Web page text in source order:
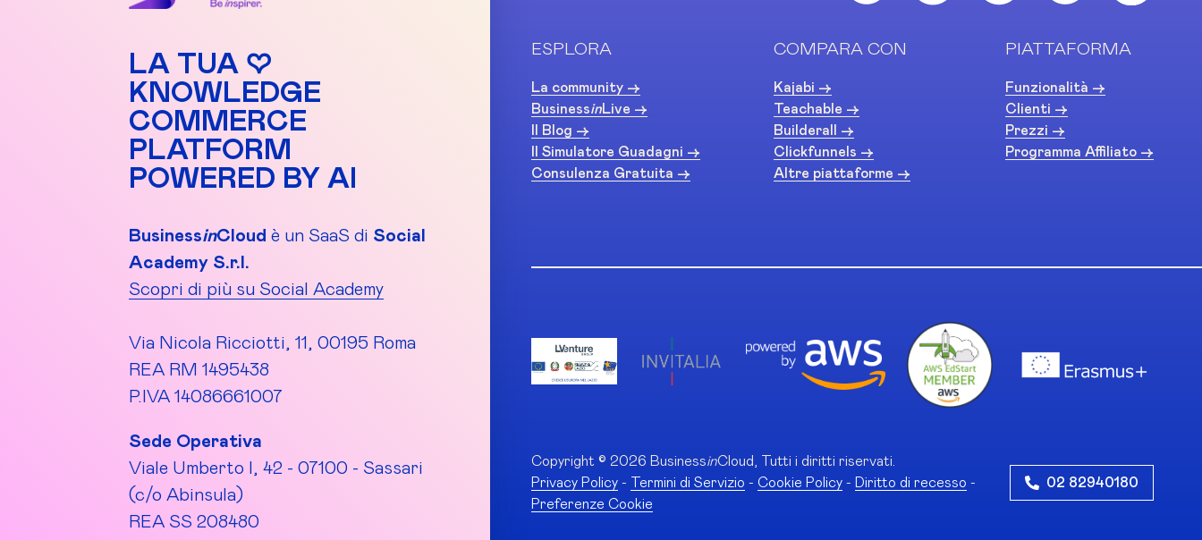
LA TUA ♡
KNOWLEDGE
COMMERCE
PLATFORM
POWERED BY AI
BusinessinCloud è un SaaS di Social
Academy S.r.l.
Scopri di più su Social Academy
Via Nicola Ricciotti, 11, 00195 Roma
REA RM 1495438
P.IVA 14086661007
Sede Operativa
Viale Umberto I, 42 - 07100 - Sassari
(c/o Abinsula)
REA SS 208480
ESPLORA
La community ->
BusinessinLive ->
Il Blog ->
Il Simulatore Guadagni ->
Consulenza Gratuita ->
COMPARA CON
Kajabi ->
Teachable ->
Builderall ->
Clickfunnels ->
Altre piattaforme ->
PIATTAFORMA
Funzionalità ->
Clienti ->
Prezzi ->
Programma Affiliato ->
Copyright © 2026 BusinessinCloud, Tutti i diritti riservati.
Privacy Policy - Termini di Servizio - Cookie Policy - Diritto di recesso -
Preferenze Cookie
02 82940180